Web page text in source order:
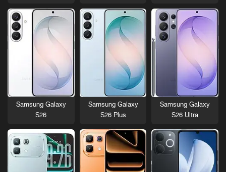
Samsung Galaxy
S26 Ultra
Samsung Galaxy
S26 Plus
Samsung Galaxy
S26